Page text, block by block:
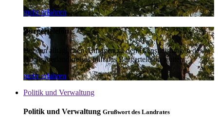
mehr erfahren
Bürgertelefon
Bei den alltäglichen Anfragen zu den Dienstleistungen des
Hochsauerlandkreises hilft das Bürgertelefon weiter.
mehr erfahren
Politik und Verwaltung
Politik und Verwaltung Grußwort des Landrates